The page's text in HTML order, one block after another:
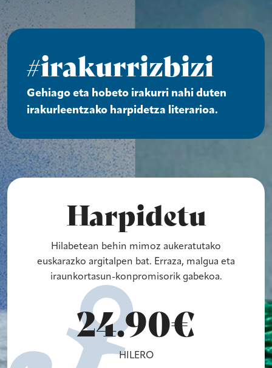
#irakurrizbizi
Gehiago eta hobeto irakurri nahi duten
irakurleentzako harpidetza literarioa.
Harpidetu
Hilabetean behin mimoz aukeratutako
euskarazko argitalpen bat. Erraza, malgua eta
iraunkortasun-konpromisorik gabekoa.
24.90€
HILERO